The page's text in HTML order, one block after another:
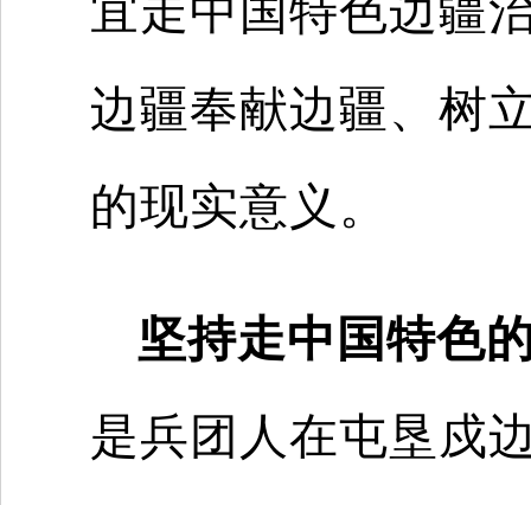
宜走中国特色边疆
边疆奉献边疆、树
的现实意义。
坚持走中国特色
是兵团人在屯垦戍